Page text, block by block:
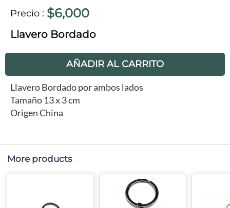
Precio : $6,000
Llavero Bordado
AÑADIR AL CARRITO
Llavero Bordado por ambos lados
Tamaño 13 x 3 cm
Origen China
More products